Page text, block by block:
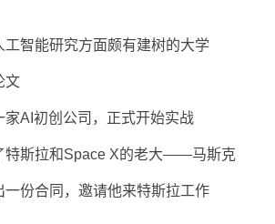
工智能研究方面颇有建树的大学
文
家AI初创公司，正式开始实战
特斯拉和Space X的老大——马斯克
一份合同，邀请他来特斯拉工作